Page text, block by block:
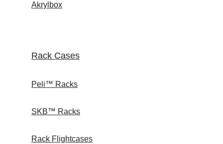
Akrylbox
Rack Cases
Peli™ Racks
SKB™ Racks
Rack Flightcases